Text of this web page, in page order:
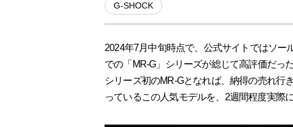
G-SHOCK
2024年7月中旬時点で、公式サイトではソー
での「MR-G」シリーズが総じて高評価だっ
シリーズ初のMR-Gとなれば、納得の売れ行
っているこの人気モデルを、2週間程度実際